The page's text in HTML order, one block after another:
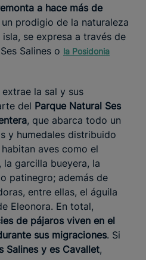
a hace más de
prodigio de la naturaleza
se expresa a través de
Salines o la Posidonia
la sal y sus
del Parque Natural Ses
, que abarca todo un
y humedales distribuido
aves como el
la garcilla bueyera, la
patinegro; además de
entre ellas, el águila
Eleonora. En total,
de pájaros viven en el
sus migraciones. Si
Salines y es Cavallet,